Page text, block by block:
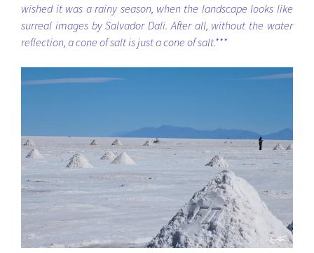
wished it was a rainy season, when the landscape looks like
surreal images by Salvador Dali. After all, without the water
reflection, a cone of salt is just a cone of salt.***